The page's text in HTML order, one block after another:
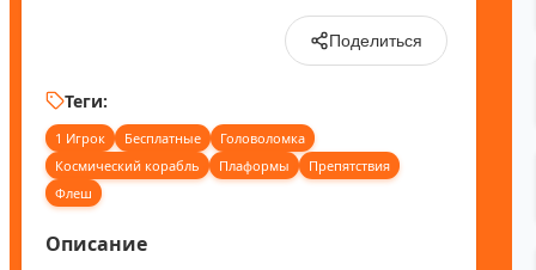
Поделиться
Теги:
1 Игрок Бесплатные
Головоломка
Космический корабль
Плаформы
Препятствия
Флеш
Описание